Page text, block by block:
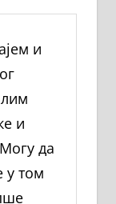
и
и
да
у том